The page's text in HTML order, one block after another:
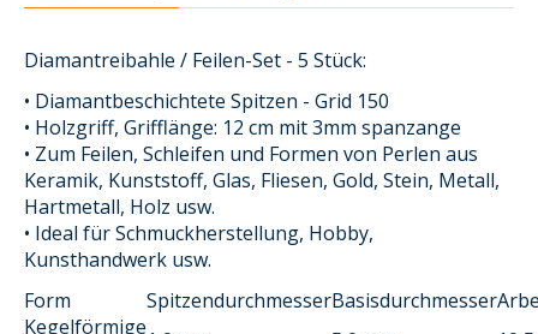
Diamantreibahle / Feilen-Set - 5 Stück:
• Diamantbeschichtete Spitzen - Grid 150
• Holzgriff, Grifflänge: 12 cm mit 3mm spanzange
• Zum Feilen, Schleifen und Formen von Perlen aus
Keramik, Kunststoff, Glas, Fliesen, Gold, Stein, Metall,
Hartmetall, Holz usw.
• Ideal für Schmuckherstellung, Hobby,
Kunsthandwerk usw.
Form
SpitzendurchmesserBasisdurchmesser
Kegelförmige